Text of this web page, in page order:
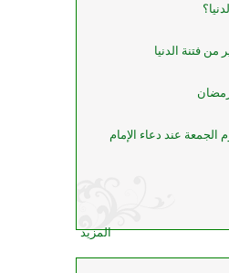
فتنة الدنيا
الجمعة عند دعاء الإمام
المزيد